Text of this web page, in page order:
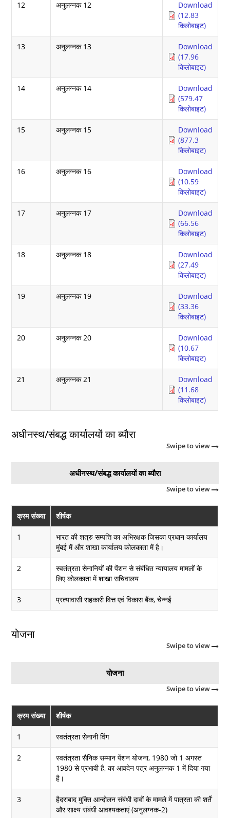
12 अनुलग्नक 12
Download
(12.83
किलोबाइट)
13 अनुलग्नक 13
Download
(17.96
किलोबाइट)
14 अनुलग्नक 14
Download
(579.47
किलोबाइट)
15 अनुलग्नक 15
Download
(877.3
किलोबाइट)
16 अनुलग्नक 16
Download
(10.59
किलोबाइट)
17 अनुलग्नक 17
Download
(66.56
किलोबाइट)
18 अनुलग्नक 18
Download
(27.49
किलोबाइट)
19 अनुलग्नक 19
Download
(33.36
किलोबाइट)
20 अनुलग्नक 20
Download
(10.67
किलोबाइट)
21 अनुलग्नक 21
Download
(11.68
किलोबाइट)
अधीनस्थ/संबद्ध कार्यालयों का ब्यौरा
Swipe to view
अधीनस्थ/संबद्ध कार्यालयों का ब्यौरा
Swipe to view
क्रम संख्या शीर्षक
1
भारत की शत्रु सम्पत्ति का अभिरक्षक जिसका प्रधान कार्यालय
मुंबई में और शाखा कार्यालय कोलकाता में है।
2
स्वतंत्रता सेनानियों की पेंशन से संबंधित न्यायालय मामलों के
लिए कोलकाता में शाखा सचिवालय
3 प्रत्यावासी सहकारी वित्त एवं विकास बैंक, चेन्नई
योजना
Swipe to view
योजना
Swipe to view
क्रम संख्या शीर्षक
1 स्वतंत्रता सेनानी विंग
2
स्वतंत्रता सैनिक सम्मान पेंशन योजना, 1980 जो 1 अगस्त
1980 से प्रभावी है, का आवदेन पत्र अनुलग्नक 1 में दिया गया
है।
3
हैदराबाद मुक्ति आन्दोलन संबंधी दावों के मामले में पात्रता की शर्तें
और साक्ष्य संबंधी आवश्यकताएं (अनुलग्नक-2)